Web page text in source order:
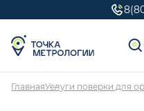
ГлавнаяУслуги поверки для